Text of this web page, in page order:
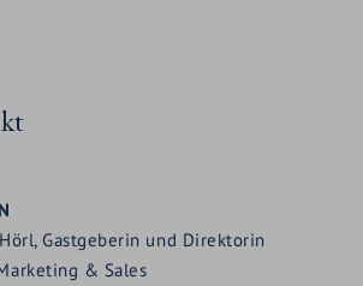
Gastgeberin und Direktorin
& Sales